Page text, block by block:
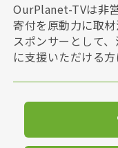
OurPlanet-TVは非
寄付を原動力に取
スポンサーとして
に支援いただける